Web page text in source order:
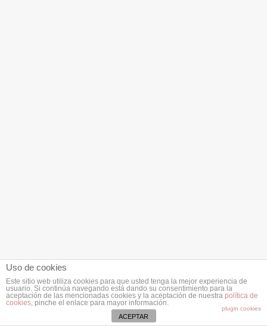
Uso de cookies
Este sitio web utiliza cookies para que usted tenga la mejor experiencia de
usuario. Si continúa navegando está dando su consentimiento para la
aceptación de las mencionadas cookies y la aceptación de nuestra política de
cookies, pinche el enlace para mayor información.
plugin cookies
ACEPTAR